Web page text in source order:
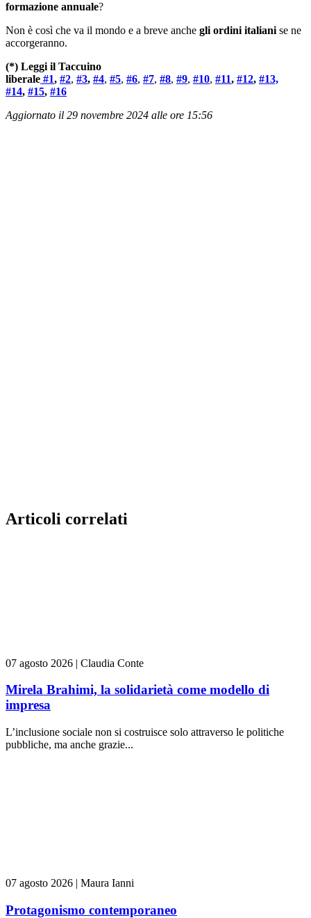
formazione annuale?
Non è così che va il mondo e a breve anche gli ordini italiani se ne
accorgeranno.
(*) Leggi il Taccuino
liberale #1, #2, #3, #4, #5, #6, #7, #8, #9, #10, #11, #12, #13,
#14, #15, #16
Aggiornato il 29 novembre 2024 alle ore 15:56
Articoli correlati
07 agosto 2026 | Claudia Conte
Mirela Brahimi, la solidarietà come modello di
impresa
L’inclusione sociale non si costruisce solo attraverso le politiche
pubbliche, ma anche grazie...
07 agosto 2026 | Maura Ianni
Protagonismo contemporaneo